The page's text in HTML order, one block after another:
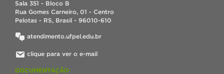
Sala 351 - Bloco B
Rua Gomes Carneiro, 01 - Centro
Pelotas - RS, Brasil - 96010-610
atendimento.ufpel.edu.br
clique para ver o e-mail
DOCUMENTAÇÃO